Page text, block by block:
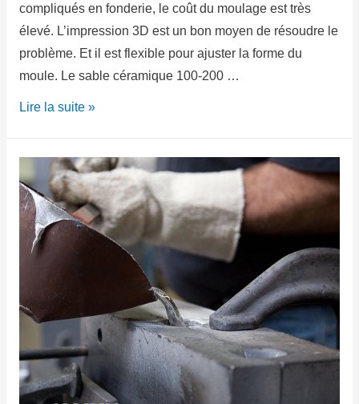
compliqués en fonderie, le coût du moulage est très
élevé. L’impression 3D est un bon moyen de résoudre le
problème. Et il est flexible pour ajuster la forme du
moule. Le sable céramique 100-200 …
Lire la suite »